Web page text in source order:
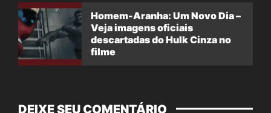
Homem-Aranha: Um Novo Dia –
Veja imagens oficiais
descartadas do Hulk Cinza no
filme
DEIXE SEU COMENTÁRIO